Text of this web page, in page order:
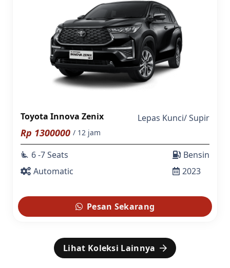
Toyota Innova Zenix Lepas Kunci/Supir
Rp 1300000 / 12 jam
airline_seat_recline_extra 6 -7 Seats
Automatic
Bensin
2023
Pesan Sekarang
Lihat Koleksi Lainnya